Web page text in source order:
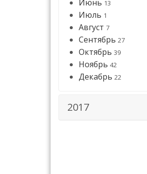
Июнь 13
Июль 1
Август 7
Сентябрь 27
Октябрь 39
Ноябрь 42
Декабрь 22
2017